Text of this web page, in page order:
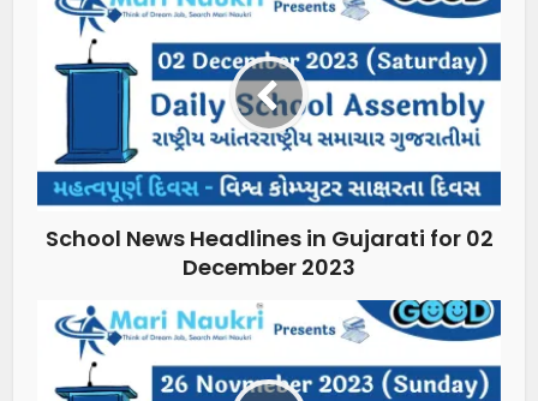
School News Headlines in Gujarati for 02
December 2023